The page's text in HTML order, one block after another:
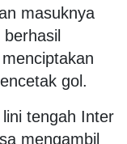
masuknya
gol.
tengah Inter
mengambil